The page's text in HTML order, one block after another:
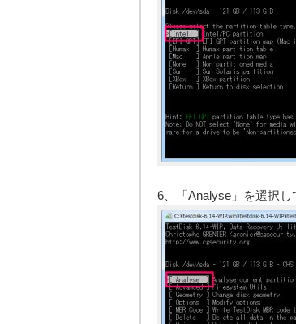
6、「Analyse」を選択し